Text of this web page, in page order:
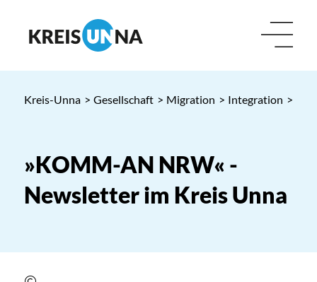
Kreis-Unna > Gesellschaft > Migration > Integration >
»KOMM-AN NRW« -
Newsletter im Kreis Unna